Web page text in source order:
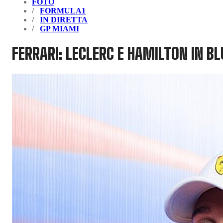
FOTO
FORMULA1
IN DIRETTA
GP MIAMI
FERRARI: LECLERC E HAMILTON IN